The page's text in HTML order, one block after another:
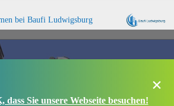
bei Baufi Ludwigsburg
×
Sie unsere Webseite besuchen!